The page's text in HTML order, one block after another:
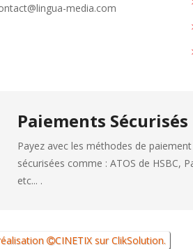
media.com
Paiements Sécurisés
Payez avec les méthodes de paiement
sécurisées comme : ATOS de HSBC,
etc... .
CINETIX surClikSolution.